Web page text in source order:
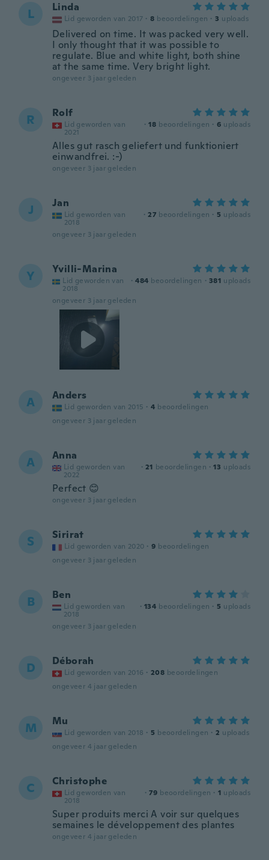
L Linda
Lid geworden van 2017 · 8 beoordelingen · 3 uploads
Delivered on time. It was packed very well.
I only thought that it was possible to
regulate. Blue and white light, both shine
at the same time. Very bright light.
ongeveer 3 jaar geleden
R Rolf
Lid geworden van
2021
· 18 beoordelingen · 6 uploads
Alles gut rasch geliefert und funktioniert
einwandfrei. :-)
ongeveer 3 jaar geleden
J Jan
Lid geworden van
2018
· 27 beoordelingen · 5 uploads
ongeveer 3 jaar geleden
Y Yvilli-Marina
Lid geworden van
2018
· 484 beoordelingen · 381 uploads
ongeveer 3 jaar geleden
A Anders
Lid geworden van 2015 · 4 beoordelingen
ongeveer 3 jaar geleden
A Anna
Lid geworden van
2022
· 21 beoordelingen · 13 uploads
Perfect 😊
ongeveer 3 jaar geleden
S Sirirat
Lid geworden van 2020 · 9 beoordelingen
ongeveer 3 jaar geleden
B Ben
Lid geworden van
2018
· 134 beoordelingen · 5 uploads
ongeveer 3 jaar geleden
D Déborah
Lid geworden van 2016 · 208 beoordelingen
ongeveer 4 jaar geleden
M Mu
Lid geworden van 2018 · 5 beoordelingen · 2 uploads
ongeveer 4 jaar geleden
C Christophe
Lid geworden van
2018
· 79 beoordelingen · 1 uploads
Super produits merci A voir sur quelques
semaines le développement des plantes
ongeveer 4 jaar geleden